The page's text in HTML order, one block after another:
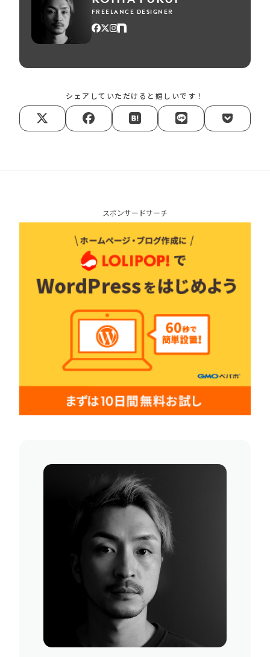
FREELANCE DESIGNER
シェアしていただけると嬉しいです！
スポンサードサーチ